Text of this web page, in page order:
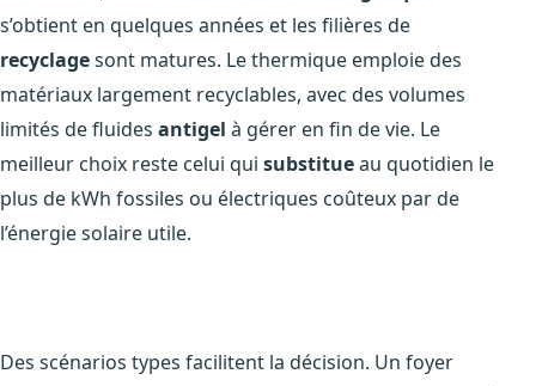
s’obtient en quelques années et les filières de
recyclagesont matures. Le thermique emploie des
matériaux largement recyclables, avec des volumes
limités de fluides antigel à gérer en fin de vie. Le
meilleur choix reste celui qui substitueau quotidien le
plus de kWh fossiles ou électriques coûteux par de
l’énergie solaire utile.
Des scénarios types facilitent la décision. Un foyer